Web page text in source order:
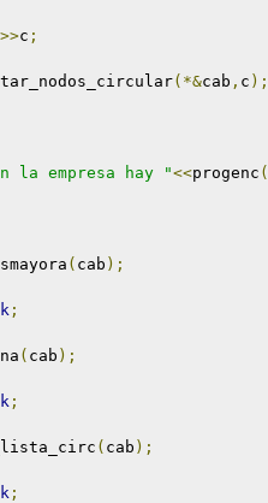
>>c ;
(*&cab , c );
la empresa hay "<<progenc (
( cab );
;
( cab );
;
( cab );
;